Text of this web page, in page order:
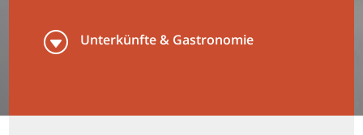
G Unterkünfte & Gastronomie